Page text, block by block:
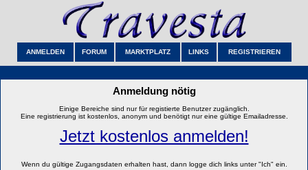
ANMELDEN FORUM MARKTPLATZ LINKS REGISTRIEREN
Anmeldung nötig
Einige Bereiche sind nur für registierte Benutzer zugänglich.
Eine registrierung ist kostenlos, anonym und benötigt nur eine gültige Emailadresse.
Jetzt kostenlos anmelden!
Wenn du gültige Zugangsdaten erhalten hast, dann logge dich links unter "Ich" ein.